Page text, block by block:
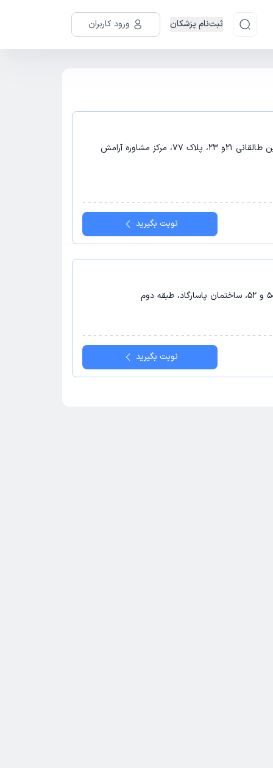
ثبت‌نام پزشکان ورود کاربران
مشهد - مشهد، احمد آباد، بعثت 4، بین طالقانی 21و 23، پلاک 77، مرکز مشاوره آرامش
نوبت بگیرید
نوبت بگیرید